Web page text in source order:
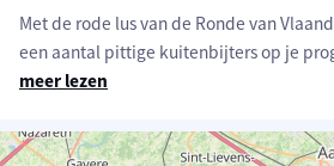
Met de rode lus van de Ronde van
een aantal pittige kuitenbijters op je
meer lezen